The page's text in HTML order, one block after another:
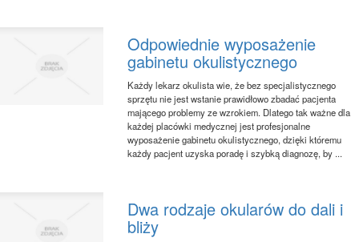
Odpowiednie wyposażenie
gabinetu okulistycznego
Każdy lekarz okulista wie, że bez specjalistycznego
sprzętu nie jest wstanie prawidłowo zbadać pacjenta
mającego problemy ze wzrokiem. Dlatego tak ważne dla
każdej placówki medycznej jest profesjonalne
wyposażenie gabinetu okulistycznego, dzięki któremu
każdy pacjent uzyska poradę i szybką diagnozę, by ...
Dwa rodzaje okularów do dali i
bliży